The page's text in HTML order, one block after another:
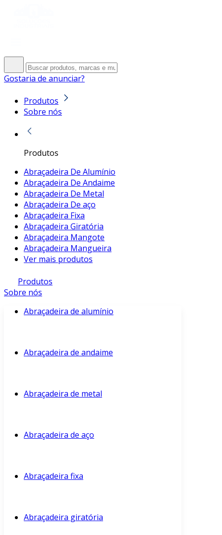
Gostaria de anunciar?
Produtos
Sobre nós
Produtos
Abraçadeira De Alumínio
Abraçadeira De Andaime
Abraçadeira De Metal
Abraçadeira De aço
Abraçadeira Fixa
Abraçadeira Giratória
Abraçadeira Mangote
Abraçadeira Mangueira
Ver mais produtos
Produtos
Sobre nós
Abraçadeira de alumínio
Abraçadeira de andaime
Abraçadeira de metal
Abraçadeira de aço
Abraçadeira fixa
Abraçadeira giratória